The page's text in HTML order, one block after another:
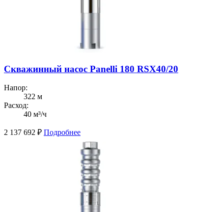
Скважинный насос Panelli 180 RSX40/20
Напор:
322 м
Расход:
40 м³/ч
2 137 692 ₽ Подробнее